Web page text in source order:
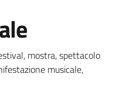
mostra, spettacolo
musicale,